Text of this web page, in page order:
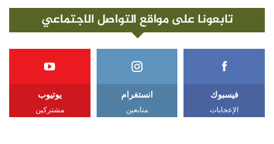
تابعونا على مواقع التواصل الاجتماعي
فيسبوك
الإعجابات
انستغرام
متابعين
يوتيوب
مشتركين